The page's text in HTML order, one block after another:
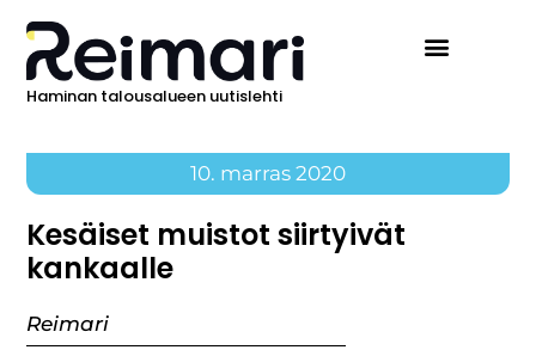
Haminan talousalueen uutislehti
10. marras 2020
Kesäiset muistot siirtyivät
kankaalle
Reimari